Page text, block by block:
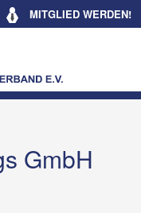
MITGLIED WERDEN!
GmbH